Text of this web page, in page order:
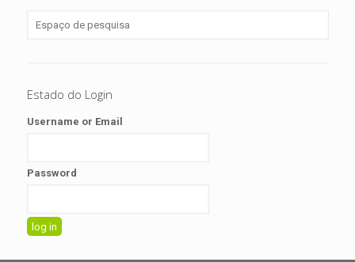
Estado do Login
Username or Email
Password